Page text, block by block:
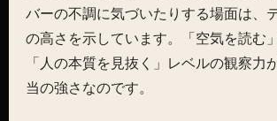
バーの不調に気づいたりする場面は、
の高さを示しています。「空気を読む
「人の本質を見抜く」レベルの観察力
当の強さなのです。